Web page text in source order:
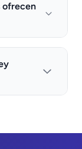
ofrecen